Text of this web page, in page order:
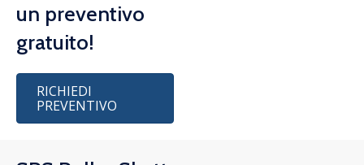
un preventivo
gratuito!
RICHIEDI
PREVENTIVO